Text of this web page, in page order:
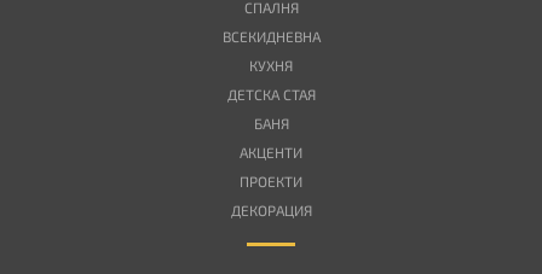
СПАЛНЯ
ВСЕКИДНЕВНА
КУХНЯ
ДЕТСКА СТАЯ
БАНЯ
АКЦЕНТИ
ПРОЕКТИ
ДЕКОРАЦИЯ